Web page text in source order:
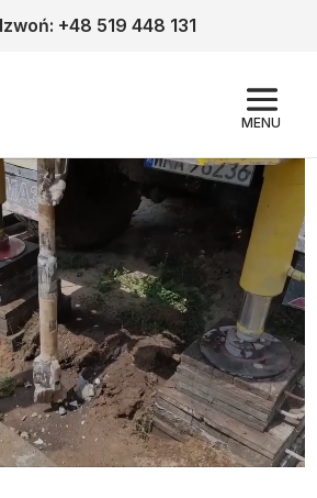
+48 519 448 131
MENU